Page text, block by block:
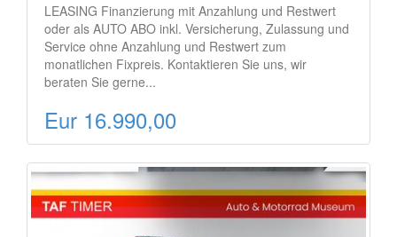
LEASING Finanzierung mit Anzahlung und Restwert
oder als AUTO ABO inkl. Versicherung, Zulassung und
Service ohne Anzahlung und Restwert zum
monatlichen Fixpreis. Kontaktieren Sie uns, wir
beraten Sie gerne...
Eur 16.990,00